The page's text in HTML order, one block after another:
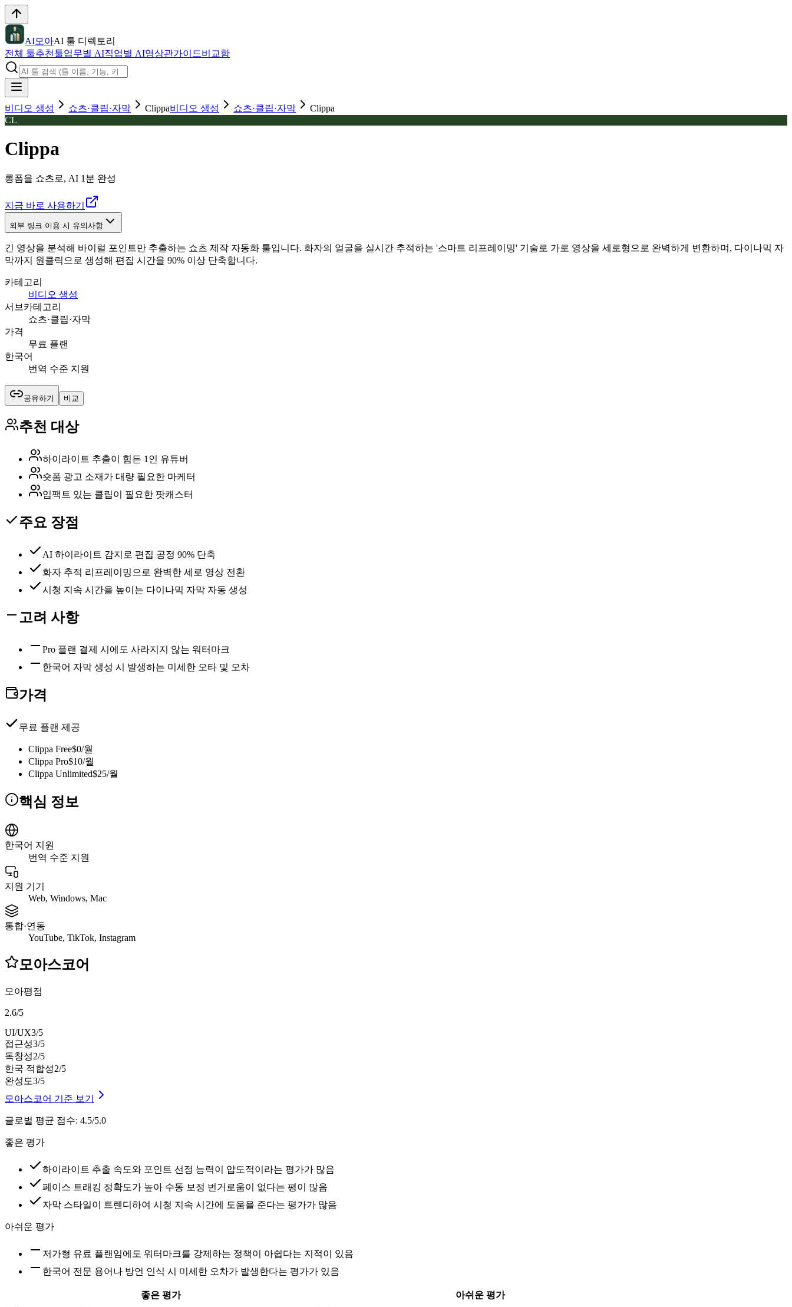
AI모아AI 툴 디렉토리
전체 툴추천툴업무별 AI직업별 AI영상관가이드비교함
비디오 생성 쇼츠·클립·자막 Clippa비디오 생성 쇼츠·클립·자막
Clippa
CL
Clippa
롱폼을 쇼츠로, AI 1분 완성
지금 바로 사용하기
외부 링크 이용 시 유의사항
긴 영상을 분석해 바이럴 포인트만 추출하는 쇼츠 제작 자동화 툴입니다. 화자의 얼굴을 실시간 추적하는 '스마트 리프레이밍' 기술로 가로 영상을 세로형으로 완벽하게 변환하며, 다이나믹 자
막까지 원클릭으로 생성해 편집 시간을 90% 이상 단축합니다.
카테고리
비디오 생성
서브카테고리
쇼츠·클립·자막
가격
무료 플랜
한국어
번역 수준 지원
공유하기 비교
추천 대상
하이라이트 추출이 힘든 1인 유튜버
숏폼 광고 소재가 대량 필요한 마케터
임팩트 있는 클립이 필요한 팟캐스터
주요 장점
AI 하이라이트 감지로 편집 공정 90% 단축
화자 추적 리프레이밍으로 완벽한 세로 영상 전환
시청 지속 시간을 높이는 다이나믹 자막 자동 생성
고려 사항
Pro 플랜 결제 시에도 사라지지 않는 워터마크
한국어 자막 생성 시 발생하는 미세한 오타 및 오차
가격
무료 플랜 제공
Clippa Free$0/월
Clippa Pro$10/월
Clippa Unlimited$25/월
핵심 정보
한국어 지원
번역 수준 지원
지원 기기
Web, Windows, Mac
통합·연동
YouTube, TikTok, Instagram
모아스코어
모아평점
2.6/5
UI/UX3/5
접근성3/5
독창성2/5
한국 적합성2/5
완성도3/5
모아스코어 기준 보기
글로벌 평균 점수: 4.5/5.0
좋은 평가
하이라이트 추출 속도와 포인트 선정 능력이 압도적이라는 평가가 많음
페이스 트래킹 정확도가 높아 수동 보정 번거로움이 없다는 평이 많음
자막 스타일이 트렌디하여 시청 지속 시간에 도움을 준다는 평가가 많음
아쉬운 평가
저가형 유료 플랜임에도 워터마크를 강제하는 정책이 아쉽다는 지적이 있음
한국어 전문 용어나 방언 인식 시 미세한 오차가 발생한다는 평가가 있음
좋은 평가
아쉬운 평가